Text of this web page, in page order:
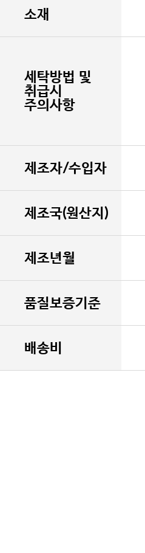
소재
세탁방법 및
취급시
주의사항
제조자/수입자
제조국(원산지)
제조년월
품질보증기준
배송비